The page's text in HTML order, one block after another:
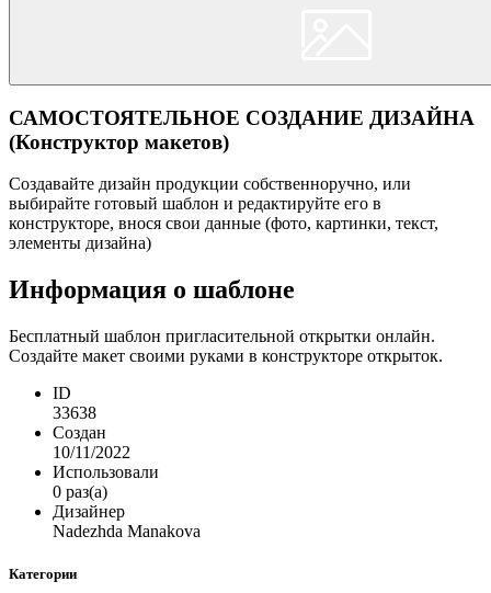
САМОСТОЯТЕЛЬНОЕ СОЗДАНИЕ ДИЗАЙНА
(Конструктор макетов)
Создавайте дизайн продукции собственноручно, или
выбирайте готовый шаблон и редактируйте его в
конструкторе, внося свои данные (фото, картинки, текст,
элементы дизайна)
Информация о шаблоне
Бесплатный шаблон пригласительной открытки онлайн.
Создайте макет своими руками в конструкторе открыток.
ID
33638
Создан
10/11/2022
Использовали
0 раз(а)
Дизайнер
Nadezhda Manakova
Категории